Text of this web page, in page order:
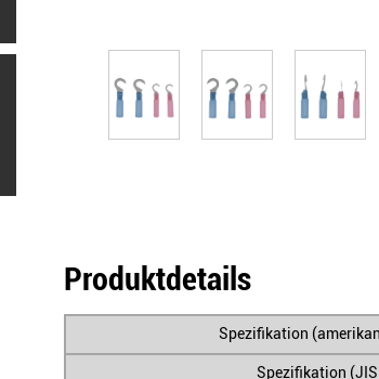
Produktdetails
Spezifikation
Spezifikation (JIS